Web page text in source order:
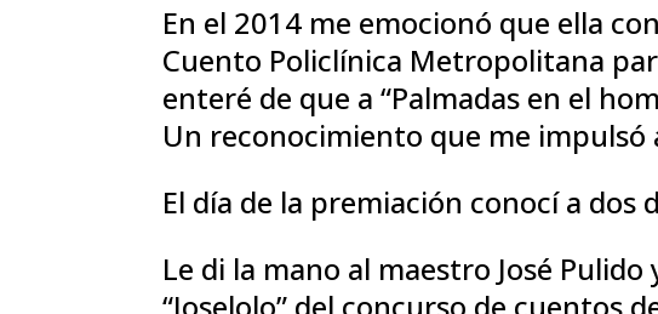
En el 2014 me emocionó que ella
Cuento Policlínica Metropolitana
enteré de que a “Palmadas en el
Un reconocimiento que me impulsó
El día de la premiación conocí a dos
Le di la mano al maestro José
“Joselolo” del concurso de cuentos